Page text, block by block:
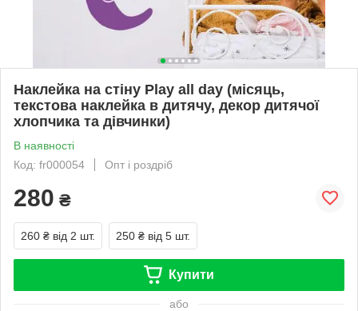
Наклейка на стіну Play all day (місяць,
текстова наклейка в дитячу, декор дитячої
хлопчика та дівчинки)
В наявності
Код: fr000054
Опт і роздріб
280 ₴
260 ₴ від 2 шт. 250 ₴ від 5 шт.
Купити
або